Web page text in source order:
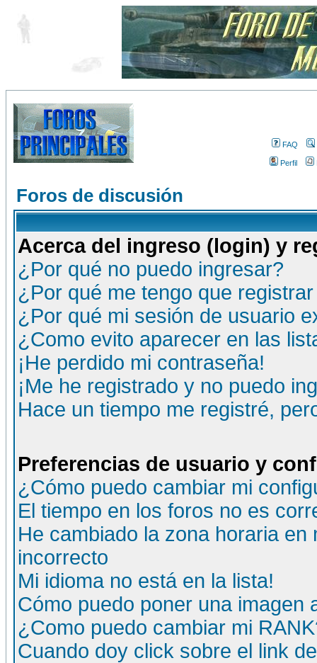
FAQ
Perfil
Foros de discusión
Acerca del ingreso (login) y
¿Por qué no puedo ingresar?
¿Por qué me tengo que
¿Por qué mi sesión de usuario
¿Como evito aparecer en las
¡He perdido mi contraseña!
¡Me he registrado y no puedo
Hace un tiempo me registré,
Preferencias de usuario y
¿Cómo puedo cambiar mi
El tiempo en los foros no es
He cambiado la zona horaria
incorrecto
Mi idioma no está en la lista!
Cómo puedo poner una imagen
¿Como puedo cambiar mi
Cuando doy click sobre el link